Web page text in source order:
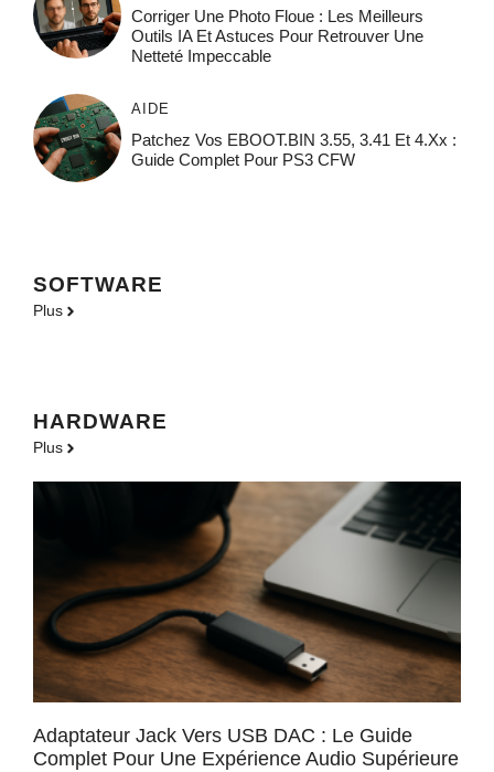
Corriger Une Photo Floue : Les Meilleurs
Outils IA Et Astuces Pour Retrouver Une
Netteté Impeccable
AIDE
Patchez Vos EBOOT.BIN 3.55, 3.41 Et 4.xx :
Guide Complet Pour PS3 CFW
SOFTWARE
Plus
HARDWARE
Plus
Adaptateur Jack Vers USB DAC : Le Guide
Complet Pour Une Expérience Audio Supérieure